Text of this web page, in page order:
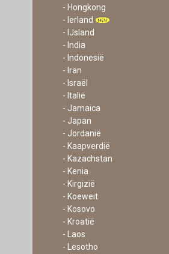
- Hongkong
- Ierland
- IJsland
- India
- Indonesië
- Iran
- Israël
- Italië
- Jamaica
- Japan
- Jordanië
- Kaapverdië
- Kazachstan
- Kenia
- Kirgizië
- Koeweit
- Kosovo
- Kroatië
- Laos
- Lesotho